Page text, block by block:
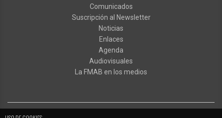
Comunicados
Suscripción al Newsletter
Noticias
Enlaces
Agenda
Audiovisuales
La FMAB en los medios